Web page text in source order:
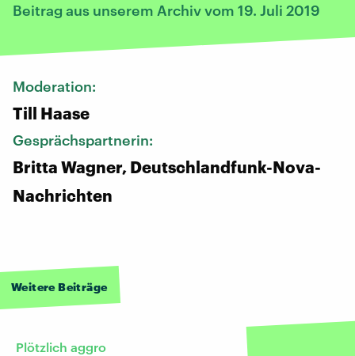
Beitrag aus unserem Archiv vom 19. Juli 2019
Moderation:
Till Haase
Gesprächspartnerin:
Britta Wagner, Deutschlandfunk-Nova-
Nachrichten
Weitere Beiträge
Plötzlich aggro